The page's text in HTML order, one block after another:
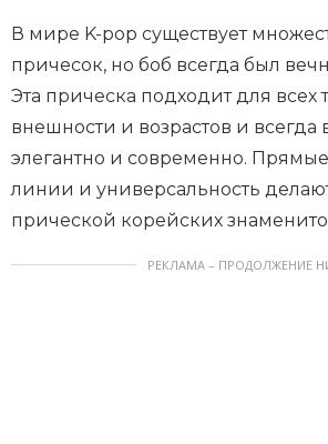
В мире K-pop существует
причесок, но боб всегда был
Эта прическа подходит для всех
внешности и возрастов и всегда
элегантно и современно.
линии и универсальность
прической корейских
РЕКЛАМА – ПРОДОЛЖЕНИЕ